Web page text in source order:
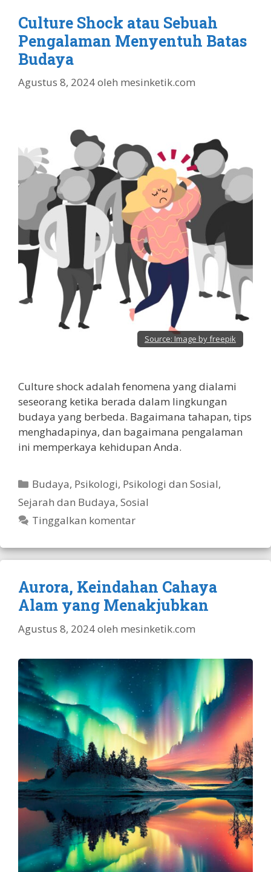
Culture Shock atau Sebuah
Pengalaman Menyentuh Batas
Budaya
Agustus 8, 2024oleh mesinketik.com
Source: Image by freepik
Culture shock adalah fenomena yang dialami
seseorang ketika berada dalam lingkungan
budaya yang berbeda. Bagaimana tahapan, tips
menghadapinya, dan bagaimana pengalaman
ini memperkaya kehidupan Anda.
Kategori
Budaya, Psikologi, Psikologi dan Sosial,
Sejarah dan Budaya, Sosial
Tinggalkan komentar
Aurora, Keindahan Cahaya
Alam yang Menakjubkan
Agustus 8, 2024oleh mesinketik.com